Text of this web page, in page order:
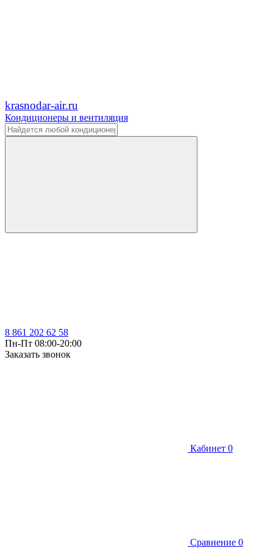
krasnodar-air.ru
Кондиционеры и вентиляция
8 861 202 62 58
Пн-Пт 08:00-20:00
Заказать звонок
Кабинет 0
Сравнение 0